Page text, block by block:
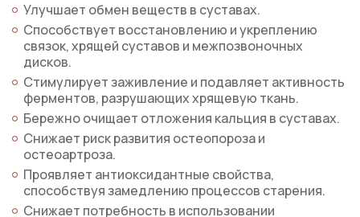
Улучшает обмен веществ в суставах.
Способствует восстановлению и укреплению
связок, хрящей суставов и межпозвоночных
дисков.
Стимулирует заживление и подавляет активность
ферментов, разрушающих хрящевую ткань.
Бережно очищает отложения кальция в суставах.
Снижает риск развития остеопороза и
остеоартроза.
Проявляет антиоксидантные свойства,
способствуя замедлению процессов старения.
Снижает потребность в использовании